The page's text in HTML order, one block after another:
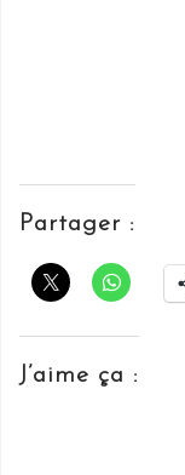
Partager :
J’aime ça :